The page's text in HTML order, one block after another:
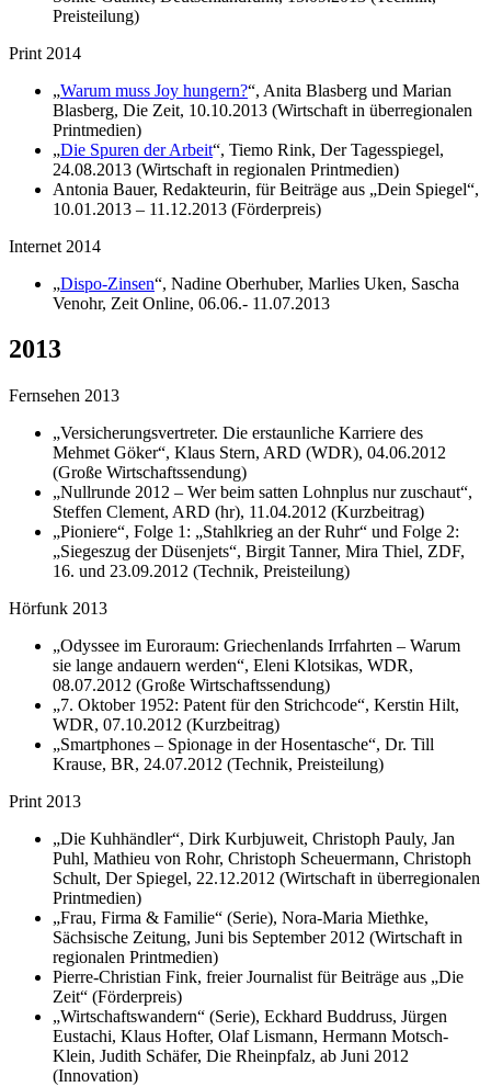
Preisteilung)
Print 2014
„Warum muss Joy hungern?“, Anita Blasberg und Marian
Blasberg, Die Zeit, 10.10.2013 (Wirtschaft in überregionalen
Printmedien)
„Die Spuren der Arbeit“, Tiemo Rink, Der Tagesspiegel,
24.08.2013 (Wirtschaft in regionalen Printmedien)
Antonia Bauer, Redakteurin, für Beiträge aus „Dein Spiegel“,
10.01.2013 – 11.12.2013 (Förderpreis)
Internet 2014
„Dispo-Zinsen“, Nadine Oberhuber, Marlies Uken, Sascha
Venohr, Zeit Online, 06.06.- 11.07.2013
2013
Fernsehen 2013
„Versicherungsvertreter. Die erstaunliche Karriere des
Mehmet Göker“, Klaus Stern, ARD (WDR), 04.06.2012
(Große Wirtschaftssendung)
„Nullrunde 2012 – Wer beim satten Lohnplus nur zuschaut“,
Steffen Clement, ARD (hr), 11.04.2012 (Kurzbeitrag)
„Pioniere“, Folge 1: „Stahlkrieg an der Ruhr“ und Folge 2:
„Siegeszug der Düsenjets“, Birgit Tanner, Mira Thiel, ZDF,
16. und 23.09.2012 (Technik, Preisteilung)
Hörfunk 2013
„Odyssee im Euroraum: Griechenlands Irrfahrten – Warum
sie lange andauern werden“, Eleni Klotsikas, WDR,
08.07.2012 (Große Wirtschaftssendung)
„7. Oktober 1952: Patent für den Strichcode“, Kerstin Hilt,
WDR, 07.10.2012 (Kurzbeitrag)
„Smartphones – Spionage in der Hosentasche“, Dr. Till
Krause, BR, 24.07.2012 (Technik, Preisteilung)
Print 2013
„Die Kuhhändler“, Dirk Kurbjuweit, Christoph Pauly, Jan
Puhl, Mathieu von Rohr, Christoph Scheuermann, Christoph
Schult, Der Spiegel, 22.12.2012 (Wirtschaft in überregionalen
Printmedien)
„Frau, Firma & Familie“ (Serie), Nora-Maria Miethke,
Sächsische Zeitung, Juni bis September 2012 (Wirtschaft in
regionalen Printmedien)
Pierre-Christian Fink, freier Journalist für Beiträge aus „Die
Zeit“ (Förderpreis)
„Wirtschaftswandern“ (Serie), Eckhard Buddruss, Jürgen
Eustachi, Klaus Hofter, Olaf Lismann, Hermann Motsch-
Klein, Judith Schäfer, Die Rheinpfalz, ab Juni 2012
(Innovation)